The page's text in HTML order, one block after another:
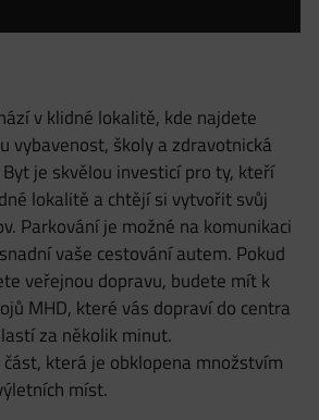
v klidné lokalitě, kde najdete
vybavenost, školy a zdravotnická
je skvělou investicí pro ty, kteří
lokalitě a chtějí si vytvořit svůj
Parkování je možné na komunikaci
vaše cestování autem. Pokud
veřejnou dopravu, budete mít k
MHD, které vás dopraví do centra
za několik minut.
která je obklopena množstvím
míst.